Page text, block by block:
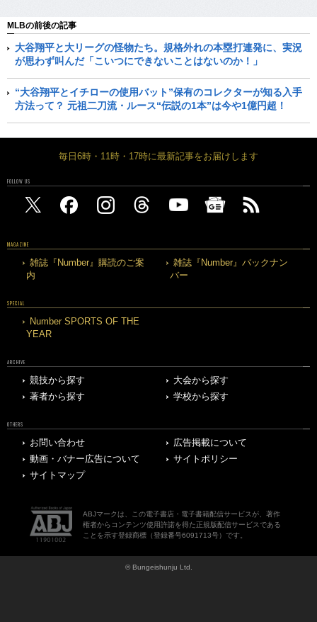
MLBの前後の記事
大谷翔平と大リーグの怪物たち。規格外れの本塁打連発に、実況
が思わず叫んだ「こいつにできないことはないのか！」
“大谷翔平とイチローの使用バット”保有のコレクターが知る入手
方法って？ 元祖二刀流・ルース“伝説の1本”は今や1億円超！
毎日6時・11時・17時に最新記事をお届けします
FOLLOW US
MAGAZINE
雑誌『Number』購読のご案
内
雑誌『Number』バックナン
バー
SPECIAL
Number SPORTS OF THE
YEAR
ARCHIVE
競技から探す
大会から探す
著者から探す
学校から探す
OTHERS
お問い合わせ
広告掲載について
動画・バナー広告について
サイトポリシー
サイトマップ
ABJマークは、この電子書店・電子書籍配信サービスが、著作
権者からコンテンツ使用許諾を得た正規版配信サービスである
ことを示す登録商標（登録番号6091713号）です。
© Bungeishunju Ltd.